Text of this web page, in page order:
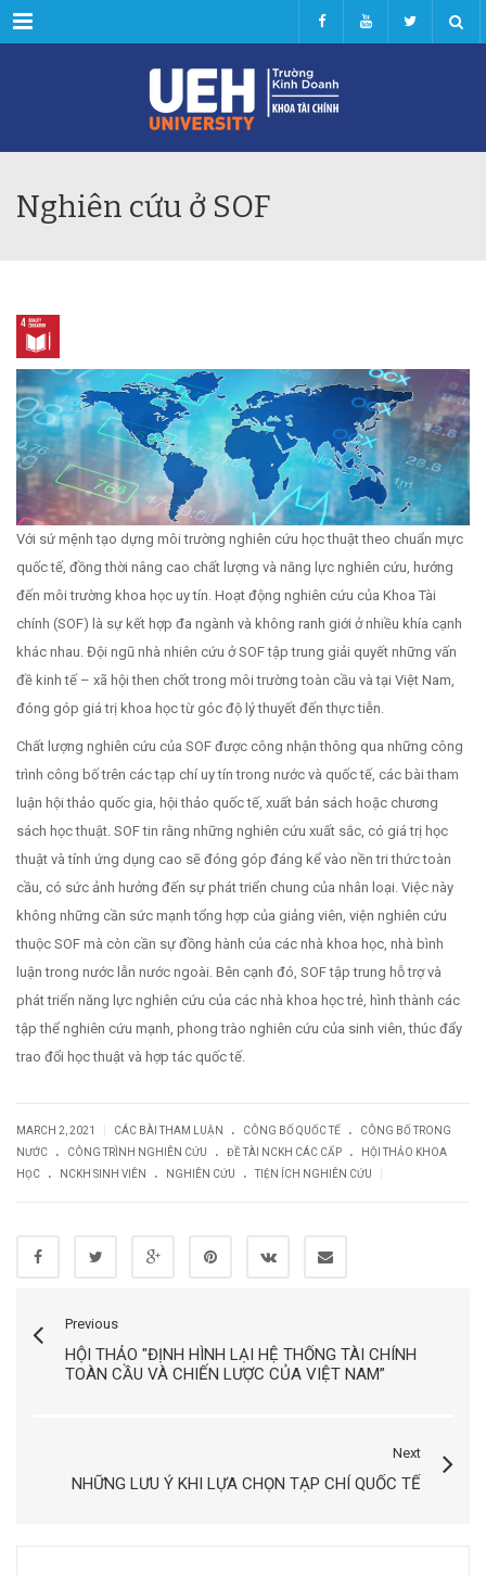
Menu
Nghiên cứu ở SOF
Với sứ mệnh tạo dựng môi trường nghiên cứu học thuật theo chuẩn mực
quốc tế, đồng thời nâng cao chất lượng và năng lực nghiên cứu, hướng
đến môi trường khoa học uy tín. Hoạt động nghiên cứu của Khoa Tài
chính (SOF) là sự kết hợp đa ngành và không ranh giới ở nhiều khía cạnh
khác nhau. Đội ngũ nhà nhiên cứu ở SOF tập trung giải quyết những vấn
đề kinh tế – xã hội then chốt trong môi trường toàn cầu và tại Việt Nam,
đóng góp giá trị khoa học từ góc độ lý thuyết đến thực tiễn.
Chất lượng nghiên cứu của SOF được công nhận thông qua những công
trình công bố trên các tạp chí uy tín trong nước và quốc tế, các bài tham
luận hội thảo quốc gia, hội thảo quốc tế, xuất bản sách hoặc chương
sách học thuật. SOF tin rằng những nghiên cứu xuất sắc, có giá trị học
thuật và tính ứng dụng cao sẽ đóng góp đáng kể vào nền tri thức toàn
cầu, có sức ảnh hưởng đến sự phát triển chung của nhân loại. Việc này
không những cần sức mạnh tổng hợp của giảng viên, viện nghiên cứu
thuộc SOF mà còn cần sự đồng hành của các nhà khoa học, nhà bình
luận trong nước lẫn nước ngoài. Bên cạnh đó, SOF tập trung hỗ trợ và
phát triển năng lực nghiên cứu của các nhà khoa học trẻ, hình thành các
tập thể nghiên cứu mạnh, phong trào nghiên cứu của sinh viên, thúc đẩy
trao đổi học thuật và hợp tác quốc tế.
MARCH 2, 2021 CÁC BÀI THAM LUẬN . CÔNG BỐ QUỐC TẾ .
CÔNG BỐ TRONG
NƯỚC
. CÔNG TRÌNH NGHIÊN CỨU . ĐỀ TÀI NCKH CÁC CẤP .
HỘI THẢO KHOA
HỌC
. NCKH SINH VIÊN . NGHIÊN CỨU . TIỆN ÍCH NGHIÊN CỨU
Previous
HỘI THẢO "ĐỊNH HÌNH LẠI HỆ THỐNG TÀI CHÍNH
TOÀN CẦU VÀ CHIẾN LƯỢC CỦA VIỆT NAM”
Next
NHỮNG LƯU Ý KHI LỰA CHỌN TẠP CHÍ QUỐC TẾ